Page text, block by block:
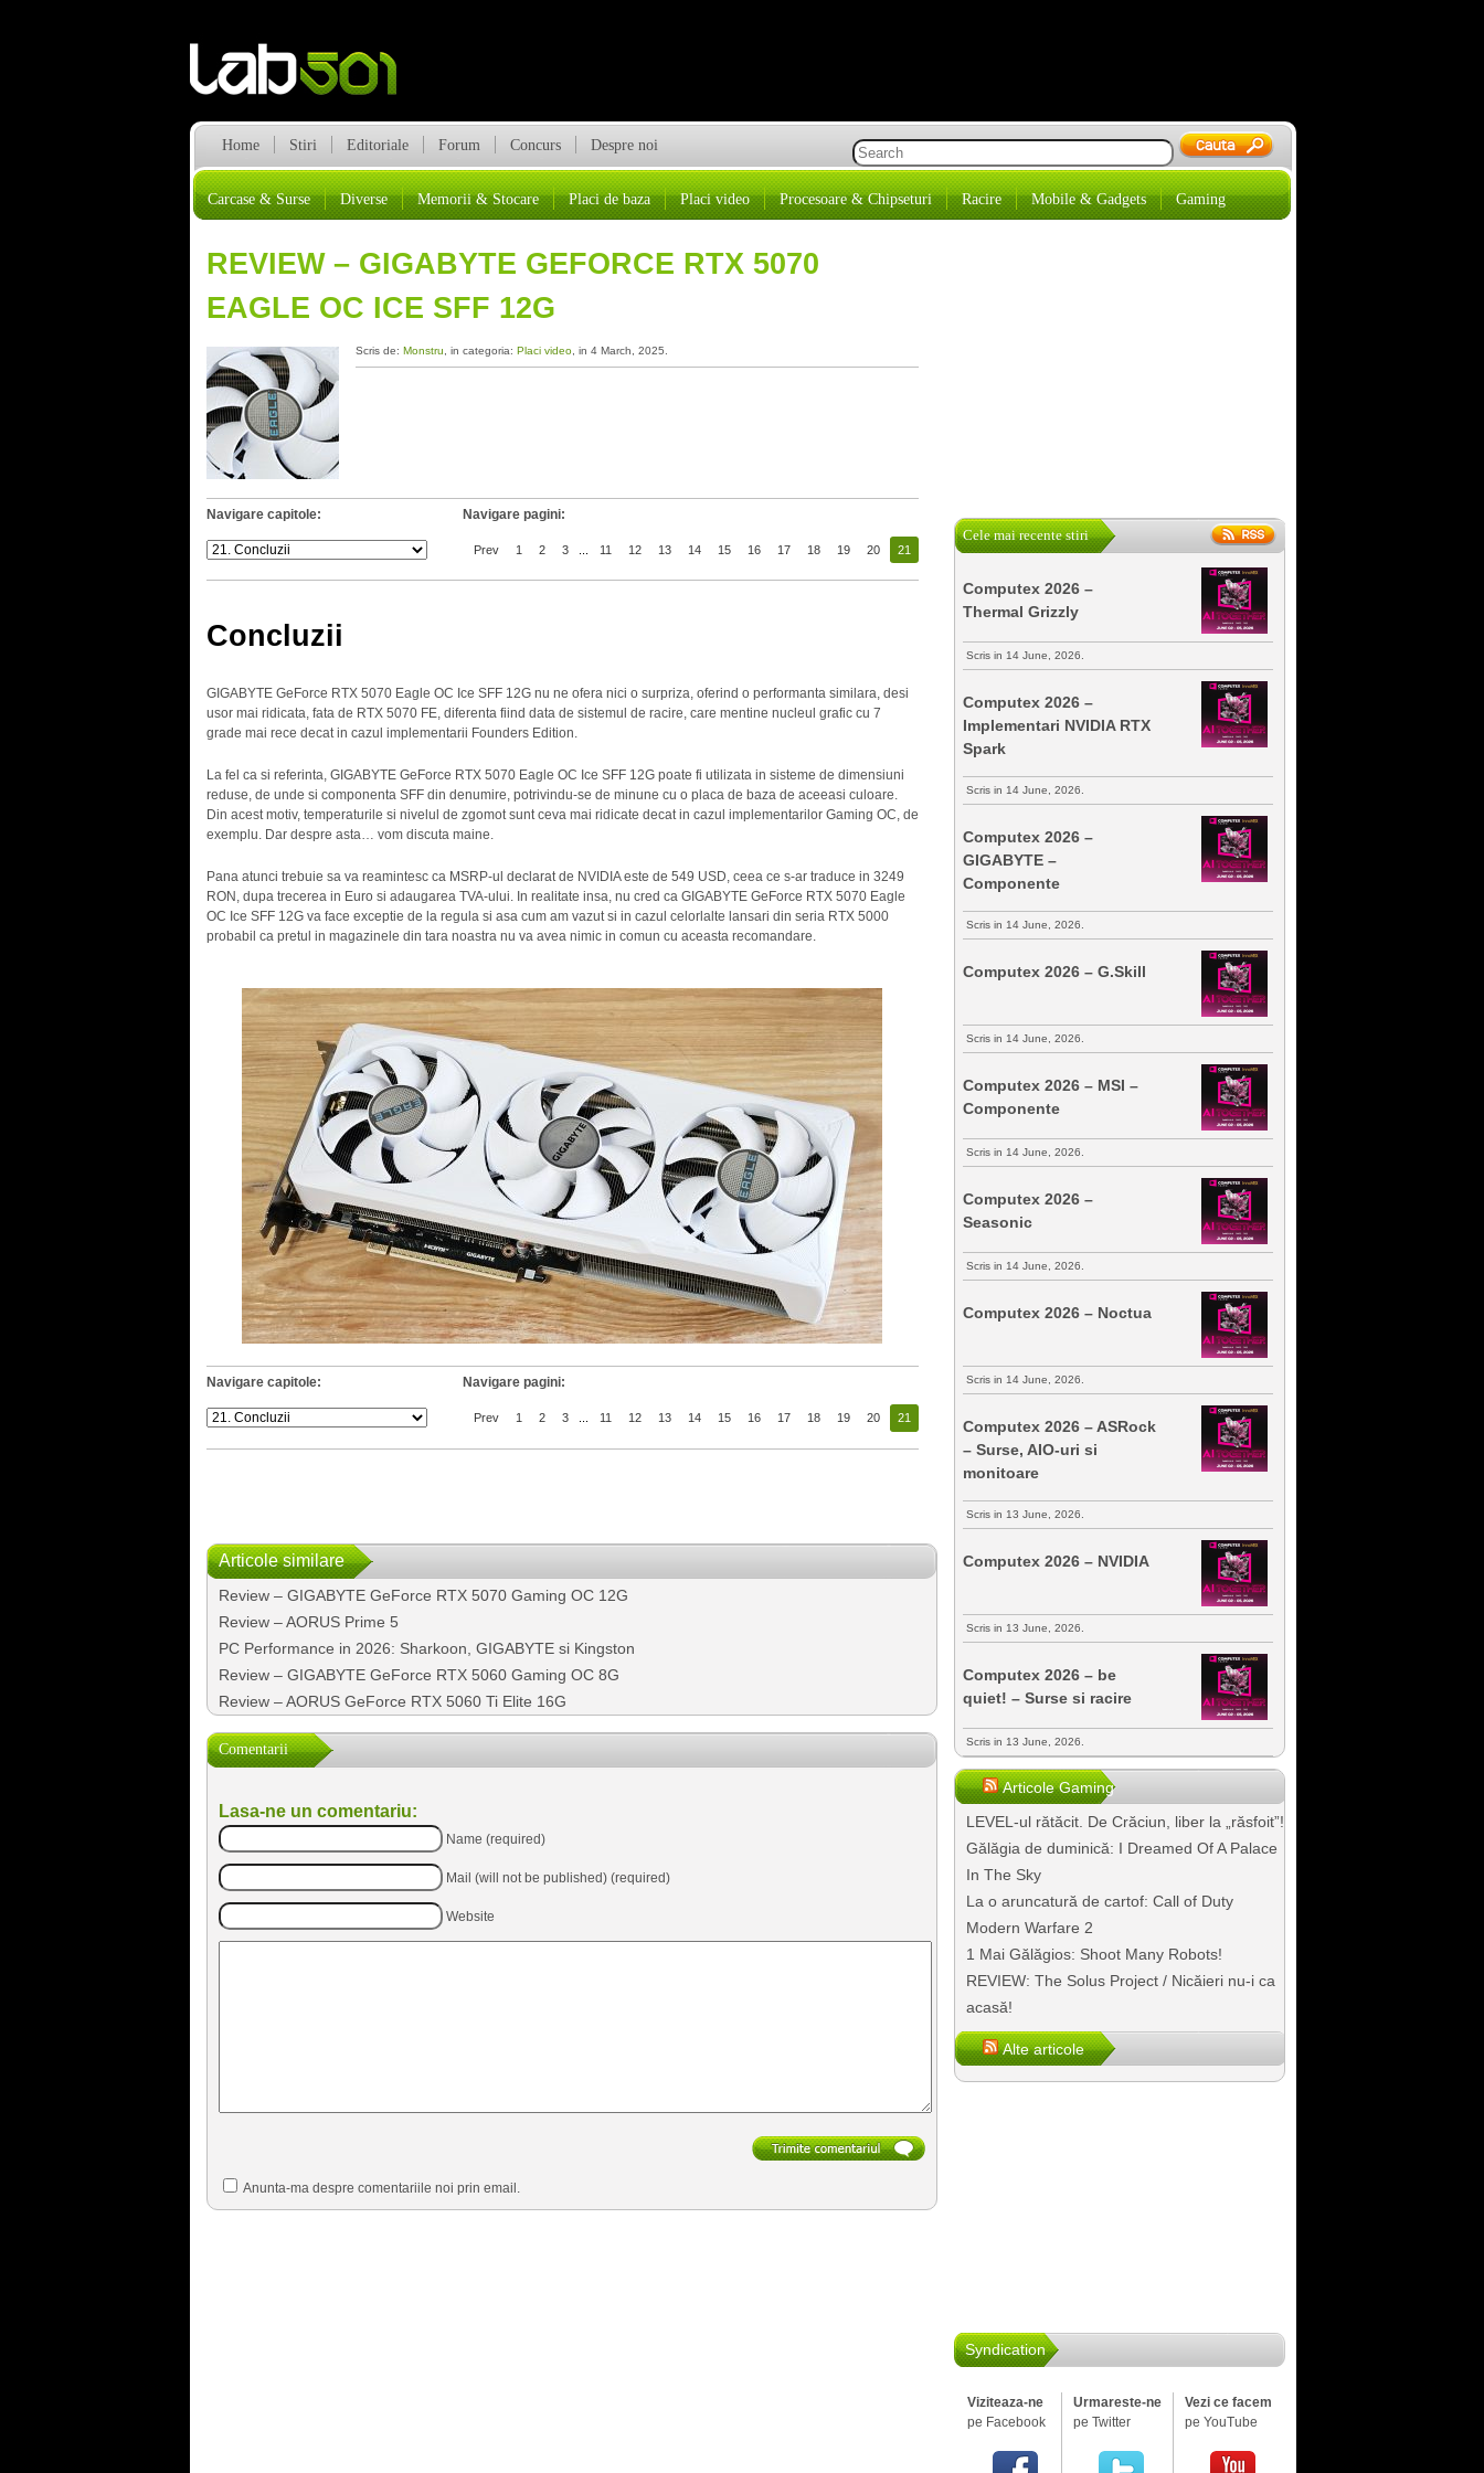
Home Stiri Editoriale Forum Concurs Despre noi
Carcase & Surse Diverse Memorii & Stocare Placi de baza Placi video Procesoare & Chipseturi Racire Mobile & Gadgets Gaming
REVIEW – GIGABYTE GEFORCE RTX 5070
EAGLE OC ICE SFF 12G
Scris de: Monstru , in categoria: Placi video, in 4 March, 2025.
Navigare capitole: Navigare pagini:
Prev 1 2 3 11 12 13 14 15 16 17 18 19 20 21
Concluzii
GIGABYTE GeForce RTX 5070 Eagle OC Ice SFF 12G nu ne ofera nici o surpriza, oferind o performanta similara, desi
usor mai ridicata, fata de RTX 5070 FE, diferenta fiind data de sistemul de racire, care mentine nucleul grafic cu 7
grade mai rece decat in cazul implementarii Founders Edition.
La fel ca si referinta, GIGABYTE GeForce RTX 5070 Eagle OC Ice SFF 12G poate fi utilizata in sisteme de dimensiuni
reduse, de unde si componenta SFF din denumire, potrivindu-se de minune cu o placa de baza de aceeasi culoare.
Din acest motiv, temperaturile si nivelul de zgomot sunt ceva mai ridicate decat in cazul implementarilor Gaming OC, de
exemplu. Dar despre asta… vom discuta maine.
Pana atunci trebuie sa va reamintesc ca MSRP-ul declarat de NVIDIA este de 549 USD, ceea ce s-ar traduce in 3249
RON, dupa trecerea in Euro si adaugarea TVA-ului. In realitate insa, nu cred ca GIGABYTE GeForce RTX 5070 Eagle
OC Ice SFF 12G va face exceptie de la regula si asa cum am vazut si in cazul celorlalte lansari din seria RTX 5000
probabil ca pretul in magazinele din tara noastra nu va avea nimic in comun cu aceasta recomandare.
Navigare capitole: Navigare pagini:
Prev 1 2 3 11 12 13 14 15 16 17 18 19 20 21
Articole similare
Review – GIGABYTE GeForce RTX 5070 Gaming OC 12G
Review – AORUS Prime 5
PC Performance in 2026: Sharkoon, GIGABYTE si Kingston
Review – GIGABYTE GeForce RTX 5060 Gaming OC 8G
Review – AORUS GeForce RTX 5060 Ti Elite 16G
Comentarii
Lasa-ne un comentariu:
Name (required)
Mail (will not be published) (required)
Website
Anunta-ma despre comentariile noi prin email.
Cele mai recente stiri
Computex 2026 –
Thermal Grizzly
Scris in 14 June, 2026.
Computex 2026 –
Implementari NVIDIA RTX
Spark
Scris in 14 June, 2026.
Computex 2026 –
GIGABYTE –
Componente
Scris in 14 June, 2026.
Computex 2026 – G.Skill
Scris in 14 June, 2026.
Computex 2026 – MSI –
Componente
Scris in 14 June, 2026.
Computex 2026 –
Seasonic
Scris in 14 June, 2026.
Computex 2026 – Noctua
Scris in 14 June, 2026.
Computex 2026 – ASRock
– Surse, AIO-uri si
monitoare
Scris in 13 June, 2026.
Computex 2026 – NVIDIA
Scris in 13 June, 2026.
Computex 2026 – be
quiet! – Surse si racire
Scris in 13 June, 2026.
Articole Gaming
LEVEL-ul rătăcit. De Crăciun, liber la „răsfoit”!
Gălăgia de duminică: I Dreamed Of A Palace
In The Sky
La o aruncatură de cartof: Call of Duty
Modern Warfare 2
1 Mai Gălăgios: Shoot Many Robots!
REVIEW: The Solus Project / Nicăieri nu-i ca
acasă!
Alte articole
Syndication
Viziteaza-ne
pe Facebook
Urmareste-ne
pe Twitter
Vezi ce facem
pe YouTube